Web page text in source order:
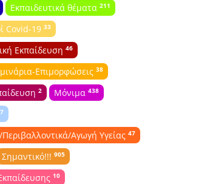
Εκπαιδευτικά θέματα 211
Covid-19 33
Εκπαίδευση 46
Επιμορφώσεις 38
2 Μόνιμα 438
7
Περιβαλλοντικά/Αγωγή Υγείας 47
Σημαντικό!!! 905
10